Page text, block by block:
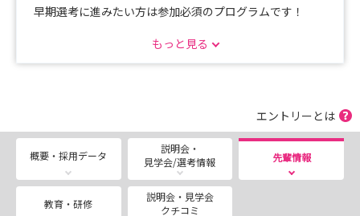
早期選考に進みたい方は参加必須のプログラムです！
【Mission 1】自分を深掘る90分ワーク
ご参加いただいた方限定で、対面開催の
「Mission〈2〉」へご招待✨！
▼選考フローは以下の通りを予定しております。
もっと見る
エントリーとは
概要・採用データ
説明会・
見学会/選考情報
先輩情報
教育・研修
説明会・見学会
クチコミ